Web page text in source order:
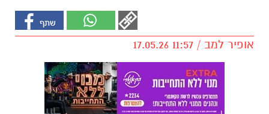
אופיר למב / 11:57 17.05.26